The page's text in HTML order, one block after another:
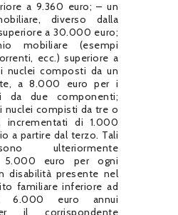
a 9.360 euro; – un
diverso dalla
a 30.000 euro;
mobiliare (esempi
ecc.) superiore a
nuclei composti da un
a 8.000 euro per i
da due componenti;
nuclei compisti da tre o
incrementati di 1.000
a partire dal terzo. Tali
ulteriormente
5.000 euro per ogni
disabilità presente nel
familiare inferiore ad
6.000 euro annui
il corrispondente